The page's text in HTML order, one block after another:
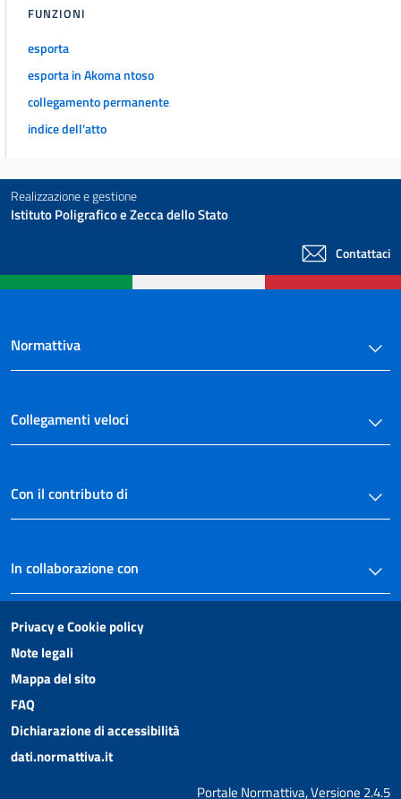
FUNZIONI
esporta
esporta in Akoma ntoso
collegamento permanente
indice dell'atto
Realizzazione e gestione
Istituto Poligrafico e Zecca dello Stato
Contattaci
Normattiva
Collegamenti veloci
Con il contributo di
In collaborazione con
Privacy e Cookie policy
Note legali
Mappa del sito
FAQ
Dichiarazione di accessibilità
dati.normattiva.it
Portale Normattiva, Versione 2.4.5